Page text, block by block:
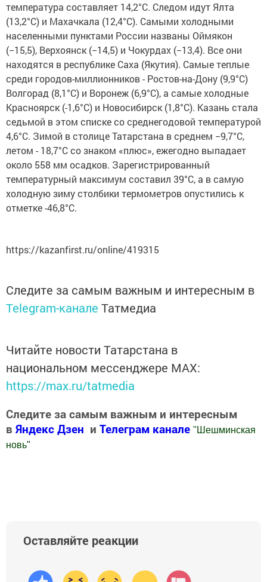
температура составляет 14,2°С. Следом идут Ялта
(13,2°С) и Махачкала (12,4°С). Самыми холодными
населенными пунктами России названы Оймякон
(−15,5), Верхоянск (−14,5) и Чокурдах (−13,4). Все они
находятся в республике Саха (Якутия). Самые теплые
среди городов-миллионников - Ростов-на-Дону (9,9°С)
Волгорад (8,1°С) и Воронеж (6,9°С), а самые холодные
Красноярск (-1,6°С) и Новосибирск (1,8°С). Казань стала
седьмой в этом списке со среднегодовой температурой
4,6°С. Зимой в столице Татарстана в среднем −9,7°С,
летом - 18,7°С со знаком «плюс», ежегодно выпадает
около 558 мм осадков. Зарегистрированный
температурный максимум составил 39°С, а в самую
холодную зиму столбики термометров опустились к
отметке -46,8°С.
https://kazanfirst.ru/online/419315
Следите за самым важным и интересным в
Telegram-канале Татмедиа
Читайте новости Татарстана в
национальном мессенджере MАХ:
https://max.ru/tatmedia
Следите за самым важным и интересным
в Яндекс Дзен и Телеграм канале " Шешминская
новь"
Оставляйте реакции